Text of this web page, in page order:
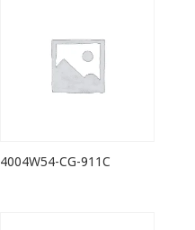
4004W54-CG-911C